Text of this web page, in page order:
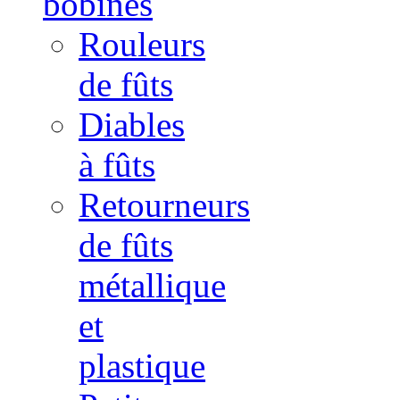
Rouleurs
de fûts
Diables
à fûts
Retourneurs
de fûts
métallique
et
plastique